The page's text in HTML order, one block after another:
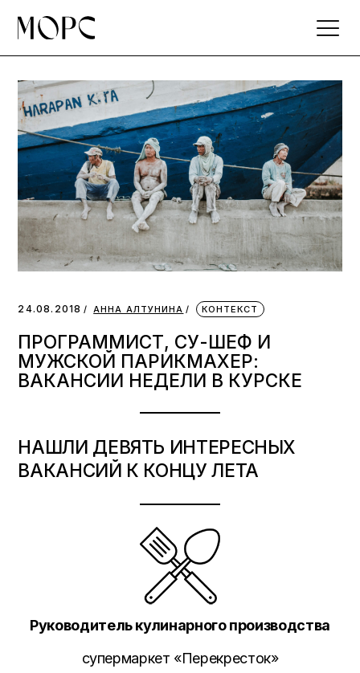
the
24.08.2018 АННА АЛТУНИНА КОНТЕКСТ
ПРОГРАММИСТ, СУ-ШЕФ И
МУЖСКОЙ ПАРИКМАХЕР:
ВАКАНСИИ НЕДЕЛИ В КУРСКЕ
НАШЛИ ДЕВЯТЬ ИНТЕРЕСНЫХ
ВАКАНСИЙ К КОНЦУ ЛЕТА
Руководитель кулинарного производства
супермаркет «Перекресток»